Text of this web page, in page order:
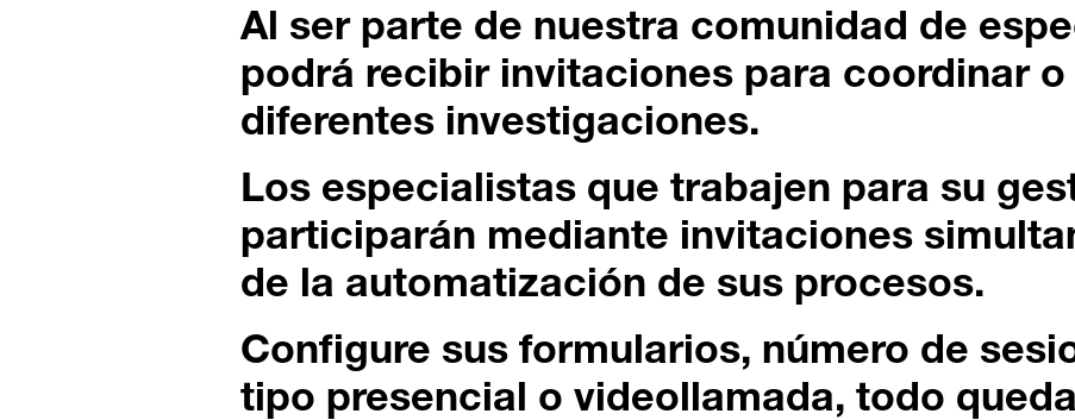
Al ser parte de nuestra comunidad de
podrá recibir invitaciones para coordinar o
diferentes investigaciones.
Los especialistas que trabajen para su
participarán mediante invitaciones
de la automatización de sus procesos.
Configure sus formularios, número de
tipo presencial o videollamada, todo